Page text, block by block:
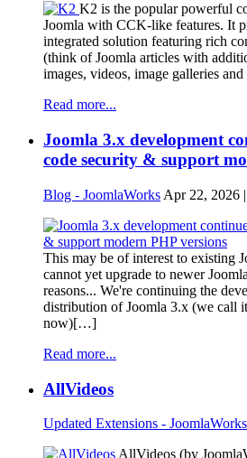
K2 is the popular powerful
Joomla with CCK-like features. It
integrated solution featuring rich
(think of Joomla articles with
images, videos, image galleries
Read more...
Joomla 3.x development
code security & support
Blog - JoomlaWorks Apr 22, 2026
This may be of interest to existing
cannot yet upgrade to newer
reasons... We're continuing the
distribution of Joomla 3.x (we call
now)[…]
Read more...
AllVideos
Updated Extensions - JoomlaWorks
AllVideos (by